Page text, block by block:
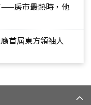
——房市最熱時，他
首屆東方領袖人